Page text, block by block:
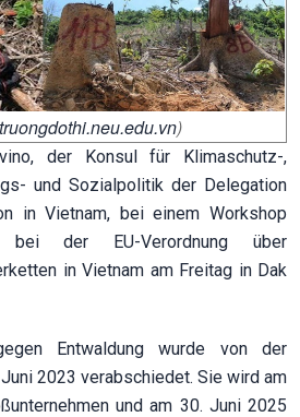
)
der Konsul für Klimaschutz-,
und Sozialpolitik der Delegation
in Vietnam, bei einem Workshop
der EU-Verordnung über
in Vietnam am Freitag in Dak
Entwaldung wurde von der
2023 verabschiedet. Sie wird am
und am 30. Juni 2025